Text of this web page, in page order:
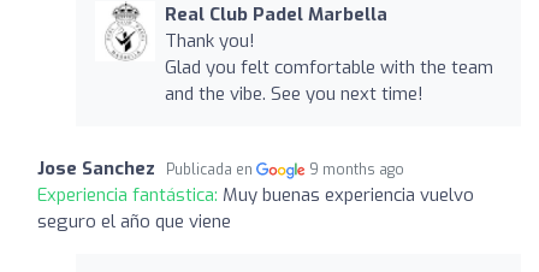
Real Club Padel Marbella
Thank you!
Glad you felt comfortable with the team
and the vibe. See you next time!
Jose Sanchez Publicada en 9 months ago
Experiencia fantástica: Muy buenas experiencia vuelvo
seguro el año que viene